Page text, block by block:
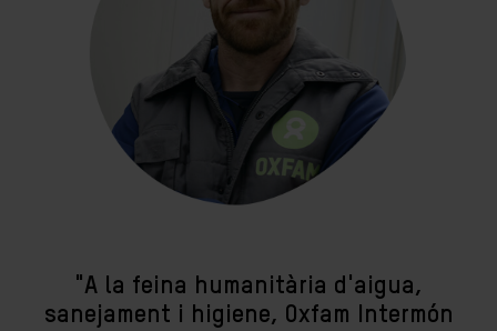
"A la feina humanitària d'aigua,
sanejament i higiene, Oxfam Intermón